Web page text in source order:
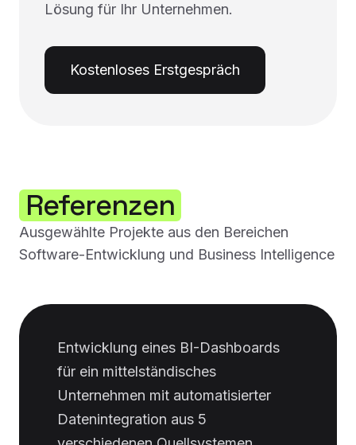
Lösung für Ihr Unternehmen.
Kostenloses Erstgespräch
Referenzen
Ausgewählte Projekte aus den Bereichen
Software-Entwicklung und Business Intelligence
Entwicklung eines BI-Dashboards
für ein mittelständisches
Unternehmen mit automatisierter
Datenintegration aus 5